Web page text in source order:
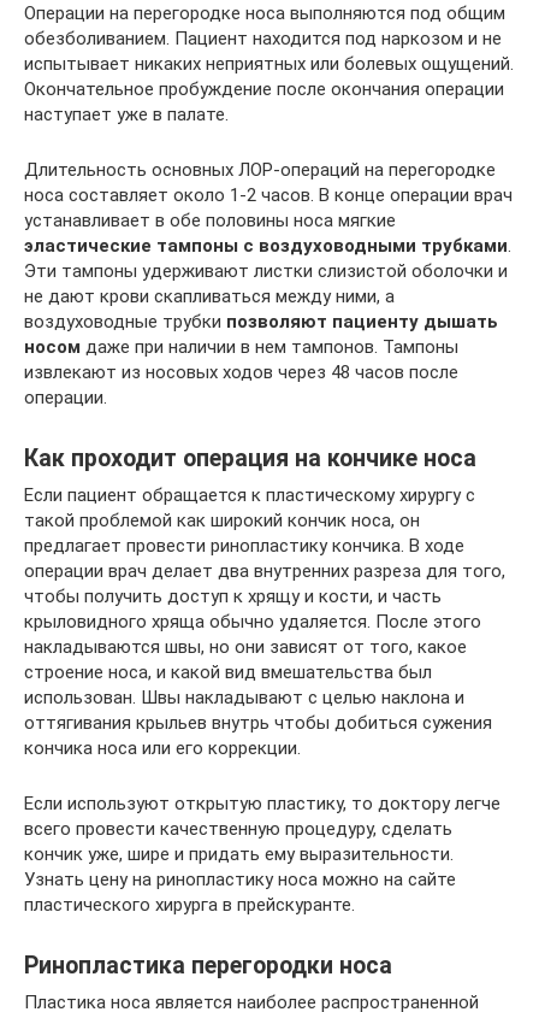
Операции на перегородке носа выполняются под общим
обезболиванием. Пациент находится под наркозом и не
испытывает никаких неприятных или болевых ощущений.
Окончательное пробуждение после окончания операции
наступает уже в палате.
Длительность основных ЛОР-операций на перегородке
носа составляет около 1-2 часов. В конце операции врач
устанавливает в обе половины носа мягкие
эластические тампоны с воздуховодными трубками
Эти тампоны удерживают листки слизистой оболочки и
не дают крови скапливаться между ними, а
воздуховодные трубки позволяют пациенту дышать
носом даже при наличии в нем тампонов. Тампоны
извлекают из носовых ходов через 48 часов после
операции.
Как проходит операция на кончике носа
Если пациент обращается к пластическому хирургу с
такой проблемой как широкий кончик носа, он
предлагает провести ринопластику кончика. В ходе
операции врач делает два внутренних разреза для того,
чтобы получить доступ к хрящу и кости, и часть
крыловидного хряща обычно удаляется. После этого
накладываются швы, но они зависят от того, какое
строение носа, и какой вид вмешательства был
использован. Швы накладывают с целью наклона и
оттягивания крыльев внутрь чтобы добиться сужения
кончика носа или его коррекции.
Если используют открытую пластику, то доктору легче
всего провести качественную процедуру, сделать
кончик уже, шире и придать ему выразительности.
Узнать цену на ринопластику носа можно на сайте
пластического хирурга в прейскуранте.
Ринопластика перегородки носа
Пластика носа является наиболее распространенной